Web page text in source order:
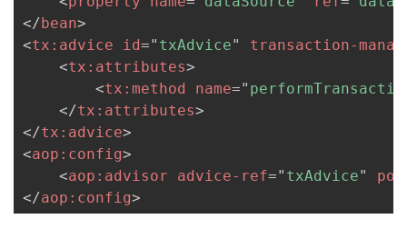
议
</bean>
<tx: advice id=" txAdvice"
transaction-
<tx: attributes>
<tx: method name="
</tx: attributes>
</tx: advice>
<aop: config>
<aop: advisor advice-ref=" txAdvice"
</aop: config>